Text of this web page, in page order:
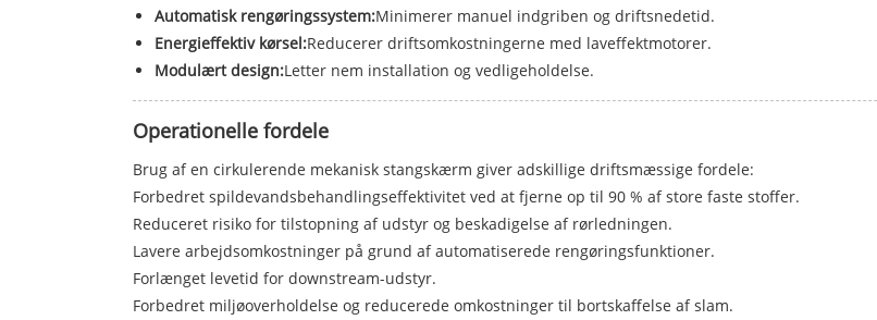
Automatisk rengøringssystem:Minimerer manuel indgriben og driftsnedetid.
Energieffektiv kørsel:Reducerer driftsomkostningerne med laveffektmotorer.
Modulært design:Letter nem installation og vedligeholdelse.
Operationelle fordele
Brug af en cirkulerende mekanisk stangskærm giver adskillige driftsmæssige fordele:
Forbedret spildevandsbehandlingseffektivitet ved at fjerne op til 90 % af store faste stoffer.
Reduceret risiko for tilstopning af udstyr og beskadigelse af rørledningen.
Lavere arbejdsomkostninger på grund af automatiserede rengøringsfunktioner.
Forlænget levetid for downstream-udstyr.
Forbedret miljøoverholdelse og reducerede omkostninger til bortskaffelse af slam.